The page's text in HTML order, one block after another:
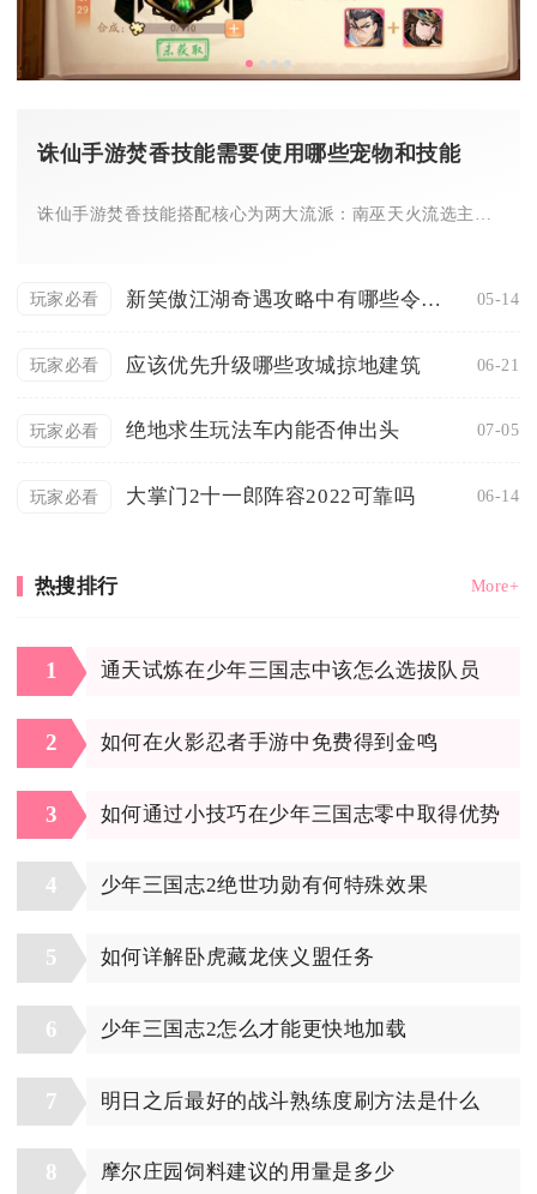
诛仙手游焚香技能需要使用哪些宠物和技能
诛仙手游焚香技能搭配核心为两大流派：南巫天火流选主灵辅斗黄鸟...
玩家必看 新笑傲江湖奇遇攻略中有哪些令人惊喜的情节 05-14
玩家必看 应该优先升级哪些攻城掠地建筑 06-21
玩家必看 绝地求生玩法车内能否伸出头 07-05
玩家必看 大掌门2十一郎阵容2022可靠吗 06-14
热搜排行 More+
1 通天试炼在少年三国志中该怎么选拔队员
2 如何在火影忍者手游中免费得到金鸣
3 如何通过小技巧在少年三国志零中取得优势
4 少年三国志2绝世功勋有何特殊效果
5 如何详解卧虎藏龙侠义盟任务
6 少年三国志2怎么才能更快地加载
7 明日之后最好的战斗熟练度刷方法是什么
8 摩尔庄园饲料建议的用量是多少